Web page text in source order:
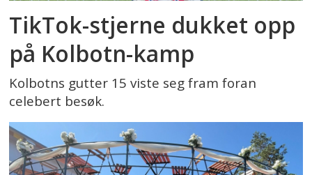
TikTok-stjerne dukket opp
på Kolbotn-kamp
Kolbotns gutter 15 viste seg fram foran
celebert besøk.